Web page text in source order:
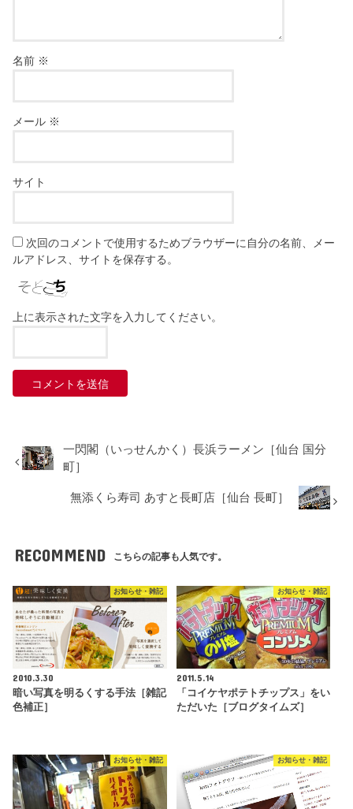
名前 ※
メール ※
サイト
次回のコメントで使用するためブラウザーに自分の名前、メー
ルアドレス、サイトを保存する。
上に表示された文字を入力してください。
一閃閣（いっせんかく）長浜ラーメン［仙台 国分
町］
無添くら寿司 あすと長町店［仙台 長町］
RECOMMEND こちらの記事も人気です。
お知らせ・雑記
2010.3.30
暗い写真を明るくする手法［雑記
色補正］
お知らせ・雑記
2011.5.14
「コイケヤポテトチップス」をい
ただいた［ブログタイムズ］
お知らせ・雑記 お知らせ・雑記